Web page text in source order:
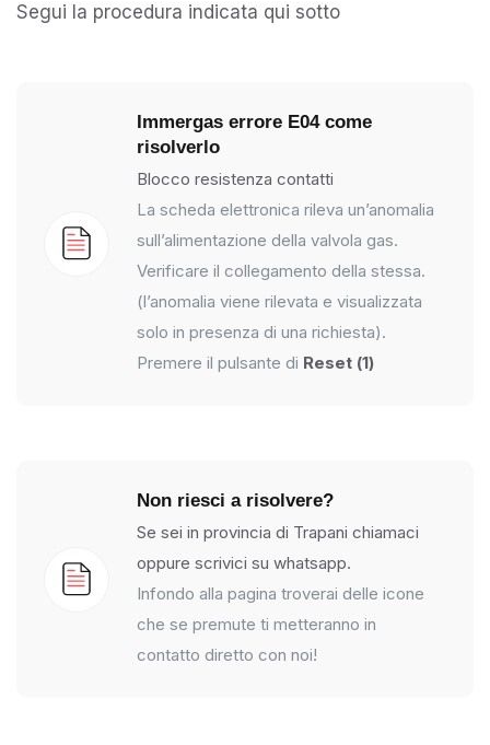
Segui la procedura indicata qui sotto
Immergas errore E04 come
risolverlo
Blocco resistenza contatti
La scheda elettronica rileva un’anomalia
sull’alimentazione della valvola gas.
Verificare il collegamento della stessa.
(l’anomalia viene rilevata e visualizzata
solo in presenza di una richiesta).
Premere il pulsante di Reset (1)
Non riesci a risolvere?
Se sei in provincia di Trapani chiamaci
oppure scrivici su whatsapp.
Infondo alla pagina troverai delle icone
che se premute ti metteranno in
contatto diretto con noi!